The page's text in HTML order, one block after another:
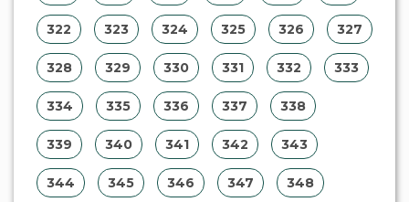
322 323 324 325 326 327
328 329 330 331 332 333
334 335 336 337 338
339 340 341 342 343
344 345 346 347 348